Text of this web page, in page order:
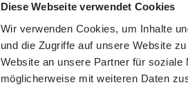
Diese Webseite verwendet Cookies
Wir verwenden Cookies, um Inhalte
und die Zugriffe auf unsere Website
Website an unsere Partner für soziale
möglicherweise mit weiteren Daten